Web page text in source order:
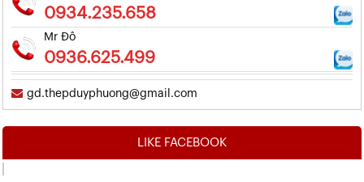
0934.235.658
Mr Đô
0936.625.499
gd.thepduyphuong@gmail.com
LIKE FACEBOOK